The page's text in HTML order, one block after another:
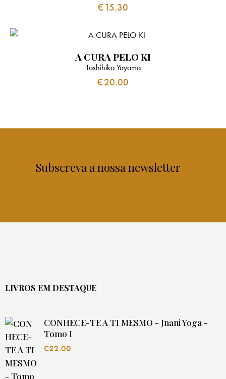
€15.30
A CURA PELO KI
Toshihiko Yayama
€20.00
Subscreva a nossa newsletter
LIVROS EM DESTAQUE
CONHECE-TE A TI MESMO - Jnani Yoga -
Tomo I
€22.00